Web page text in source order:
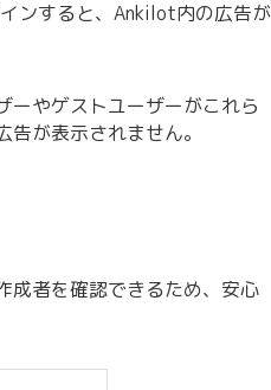
ンすると、Ankilot内の広告が
ーやゲストユーザーがこれら
が表示されません。
成者を確認できるため、安心